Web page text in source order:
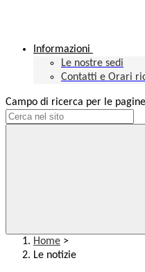
Informazioni
Le nostre sedi
Contatti e Orari
Campo di ricerca per le
Home >
Le notizie